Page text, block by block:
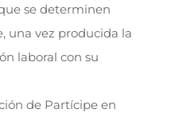
se determinen
una vez producida la
laboral con su
de Partícipe en